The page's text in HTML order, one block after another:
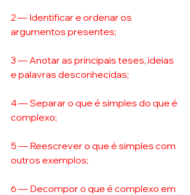
2 — Identificar e ordenar os
argumentos presentes;
3 — Anotar as principais teses, ideias
e palavras desconhecidas;
4 — Separar o que é simples do que é
complexo;
5 — Reescrever o que é simples com
outros exemplos;
6 — Decompor o que é complexo em